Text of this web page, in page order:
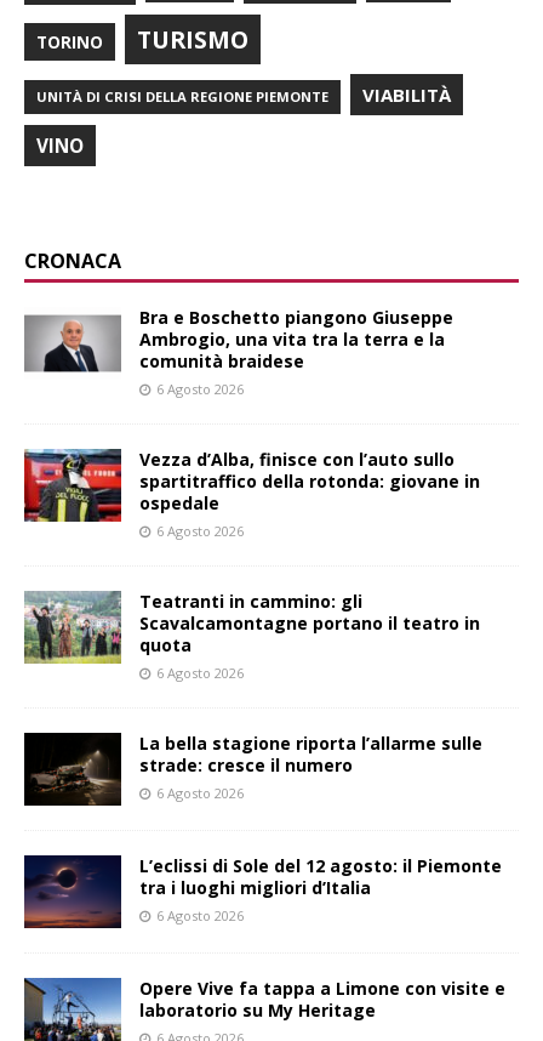
TORINO TURISMO
UNITÀ DI CRISI DELLA REGIONE PIEMONTE VIABILITÀ
VINO
CRONACA
Bra e Boschetto piangono Giuseppe
Ambrogio, una vita tra la terra e la
comunità braidese
6 Agosto 2026
Vezza d’Alba, finisce con l’auto sullo
spartitraffico della rotonda: giovane in
ospedale
6 Agosto 2026
Teatranti in cammino: gli
Scavalcamontagne portano il teatro in
quota
6 Agosto 2026
La bella stagione riporta l’allarme sulle
strade: cresce il numero
6 Agosto 2026
L’eclissi di Sole del 12 agosto: il Piemonte
tra i luoghi migliori d’Italia
6 Agosto 2026
Opere Vive fa tappa a Limone con visite e
laboratorio su My Heritage